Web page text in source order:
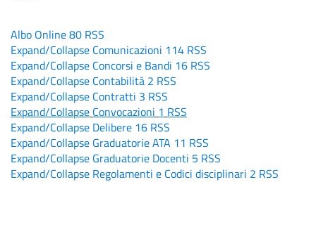
Albo Online80 RSS
Expand/Collapse Comunicazioni 114 RSS
Expand/Collapse Concorsi e Bandi 16 RSS
Expand/Collapse Contabilità 2 RSS
Expand/Collapse Contratti 3 RSS
Expand/Collapse Convocazioni 1 RSS
Expand/Collapse Delibere 16 RSS
Expand/Collapse Graduatorie ATA 11 RSS
Expand/Collapse Graduatorie Docenti 5 RSS
Expand/Collapse Regolamenti e Codici disciplinari 2 RSS